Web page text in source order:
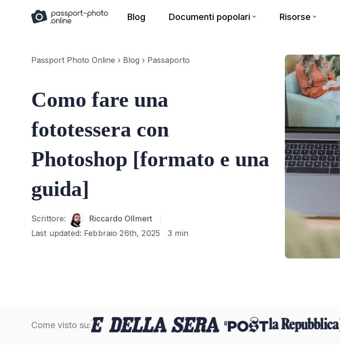
Blog Documenti popolari Risorse
Passport Photo Online › Blog › Passaporto
Como fare una
fototessera con
Photoshop [formato e una
guida]
Author
Scrittore:
Riccardo Ollmert
Last updated: Febbraio 26th, 2025 3 min
Come visto su: